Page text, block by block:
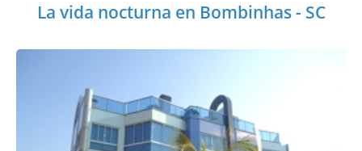
La vida nocturna en Bombinhas - SC